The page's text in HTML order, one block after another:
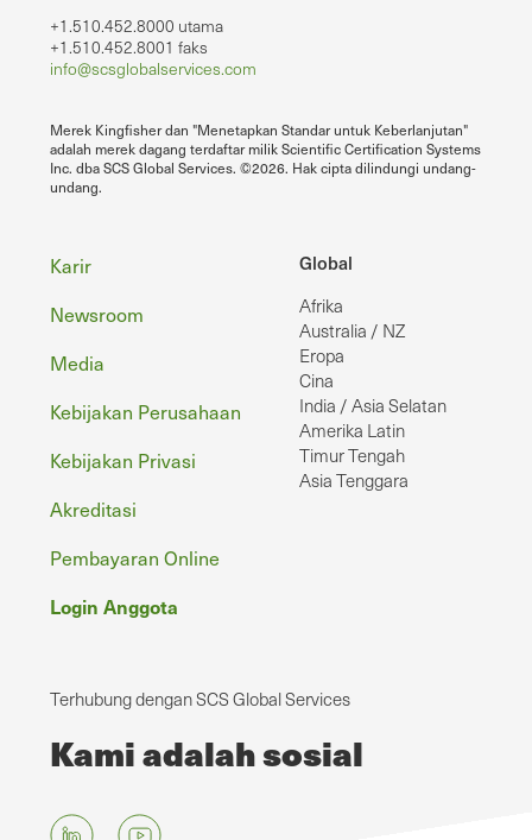
+1.510.452.8000 utama
+1.510.452.8001 faks
info@scsglobalservices.com
Merek Kingfisher dan "Menetapkan Standar untuk Keberlanjutan"
adalah merek dagang terdaftar milik Scientific Certification Systems
Inc. dba SCS Global Services. ©2026. Hak cipta dilindungi undang-
undang.
Global
Afrika
Australia / NZ
Eropa
Cina
India / Asia Selatan
Amerika Latin
Timur Tengah
Asia Tenggara
Footer
Karir
Newsroom
Media
Kebijakan Perusahaan
Kebijakan Privasi
Akreditasi
Pembayaran Online
Login Anggota
Terhubung dengan SCS Global Services
Kami adalah sosial